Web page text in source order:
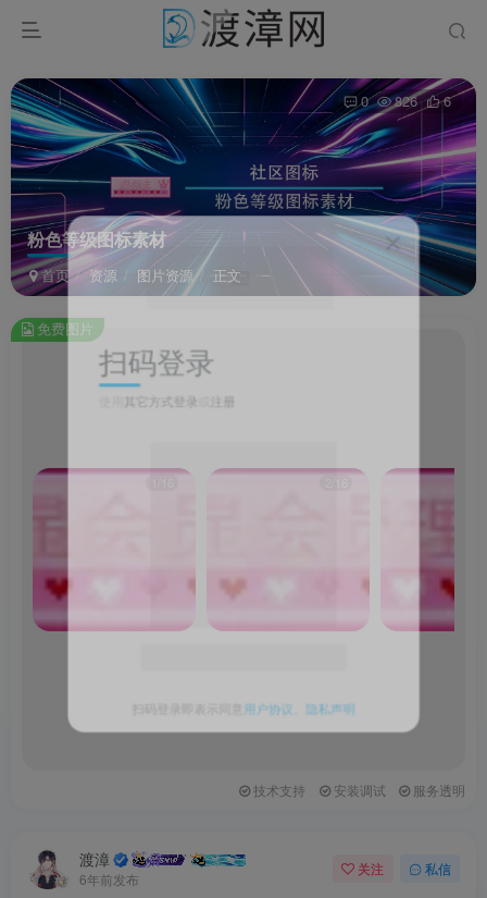
粉色等级图标素材
首页 资源 图片资源 正文
0 826 6
技术支持 安装调试 服务透明
免费图片
渡漳
6年前发布
关注 私信
扫码登录
其它方式登录 注册
用户协议 、隐私声明